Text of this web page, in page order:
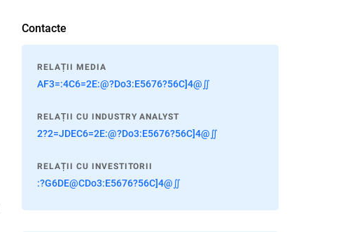
Contacte
RELAȚII MEDIA
AF3=:4C6=2E:@?Do3:E5676?56C]4@∬
RELAȚII CU INDUSTRY ANALYST
2?2=JDEC6=2E:@?Do3:E5676?56C]4@∬
RELAȚII CU INVESTITORII
:?G6DE@CDo3:E5676?56C]4@∬